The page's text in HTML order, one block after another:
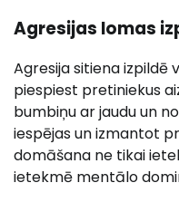
Agresijas lomas
Agresija sitiena
piespiest pretiniekus
bumbiņu ar jaudu un
iespējas un izmantot
domāšana ne tikai
ietekmē mentālo